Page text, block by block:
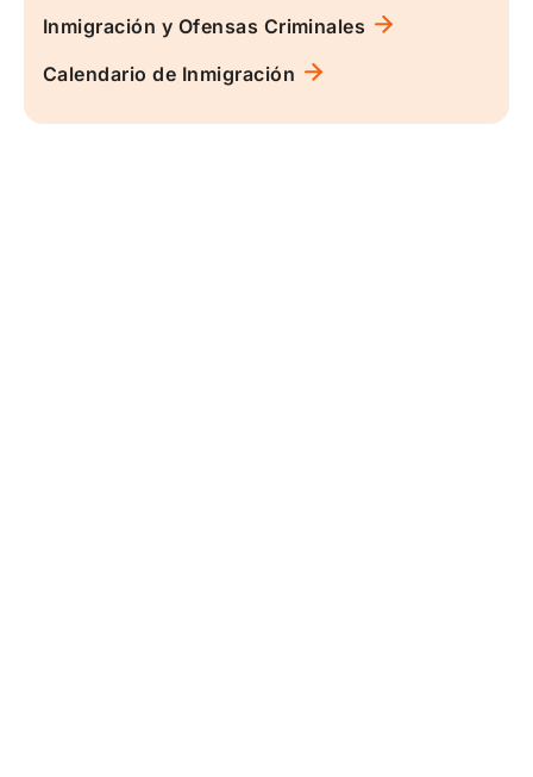
Inmigración y Ofensas Criminales
Calendario de Inmigración